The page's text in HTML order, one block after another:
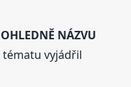
NÁZVU
vyjádřil